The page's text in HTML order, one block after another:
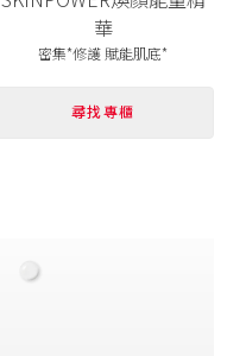
華
密集*修護 賦能肌底*
尋找專櫃